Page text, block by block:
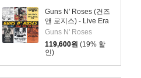
Guns N' Roses (건즈
앤 로지스) - Live Era
'87-'93 건즈 앤 로지
스 라이브 앨범 1987-
1993 [4LP]
Guns N' Roses
119,600원 (19% 할
인)